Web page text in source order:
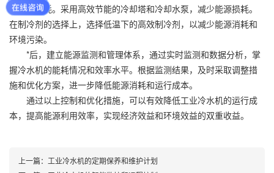
免过度能耗。采用高效节能的冷却塔和冷却水泵，减少能源损耗。
在制冷剂的选择上，选择低温下的高效制冷剂，以减少能源消耗和
环境污染。
*后，建立能源监测和管理体系，通过实时监测和数据分析，掌
握冷水机的能耗情况和效率水平。根据监测结果，及时采取调整措
施和优化方案，进一步降低能源消耗和运行成本。
通过以上控制和优化措施，可以有效降低工业冷水机的运行成
本，提高能源利用效率，实现经济效益和环境效益的双重收益。
上一篇： 工业冷水机的定期保养和维护计划